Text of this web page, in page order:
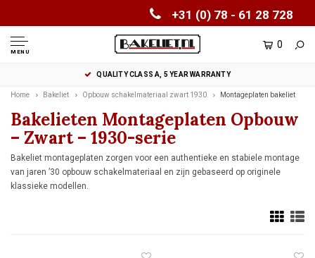
+31 (0) 78 - 61 28 728
MENU
0
QUALITY CLASS A, 5 YEAR WARRANTY
Home Bakeliet Opbouw schakelmateriaal zwart 1930 Montageplaten bakeliet
Bakelieten Montageplaten Opbouw
– Zwart – 1930-serie
Bakeliet montageplaten zorgen voor een authentieke en stabiele montage
van jaren ’30 opbouw schakelmateriaal en zijn gebaseerd op originele
klassieke modellen.